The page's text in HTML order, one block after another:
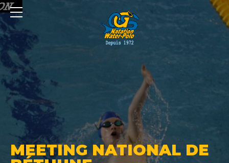
MEETING NATIONAL DE
Panneau de gestion des cookies